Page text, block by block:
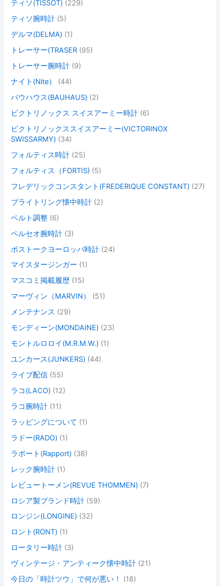
ティソ(TISSOT) (229)
ティソ腕時計 (5)
デルマ(DELMA) (1)
トレーサー(TRASER (95)
トレーサー腕時計 (9)
ナイト(Nite）
(44)
バウハウス(BAUHAUS) (2)
ビクトリノックス スイスアーミー時計 (6)
ビクトリノックススイスアーミー(VICTORINOX
SWISSARMY) (34)
フォルティス時計 (25)
フォルティス（FORTIS) (5)
フレデリックコンスタント(FREDERIQUE CONSTANT) (27)
ブライトリング懐中時計 (2)
ベルト調整 (6)
ペルセオ腕時計 (3)
ボストークヨーロッパ時計 (24)
マイスタージンガー (1)
マスコミ掲載履歴 (15)
マーヴィン（MARVIN）
(51)
メンテナンス (29)
モンディーン(MONDAINE) (23)
モントルロロイ(M.R.M.W.) (1)
ユンカース(JUNKERS) (44)
ライブ配信 (55)
ラコ(LACO) (12)
ラコ腕時計 (11)
ラッピングについて (1)
ラドー(RADO) (1)
ラポート(Rapport) (38)
レック腕時計 (1)
レビュートーメン(REVUE THOMMEN) (7)
ロシア製ブランド時計 (59)
ロンジン(LONGINE) (32)
ロント(RONT) (1)
ロータリー時計 (3)
ヴィンテージ・アンティーク懐中時計 (21)
今日の「時計ツウ」で何が悪い！
(18)